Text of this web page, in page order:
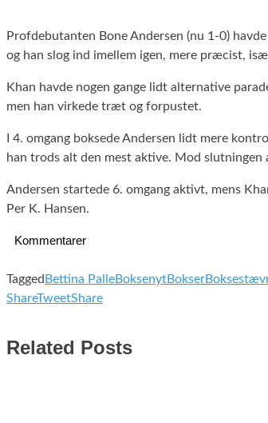
Profdebutanten Bone Andersen (nu 1-0)
og han slog ind imellem igen, mere præcist,
Khan havde nogen gange lidt alternative
men han virkede træt og forpustet.
I 4. omgang boksede Andersen lidt mere
han trods alt den mest aktive. Mod slutningen
Andersen startede 6. omgang aktivt, mens
Per K. Hansen.
Kommentarer
Tagged Bettina PalleBoksenytBokser
ShareTweetShare
Related Posts